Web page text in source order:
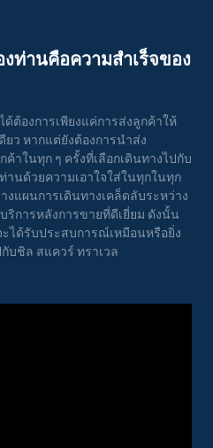
ท่านคือความสําเร็จของ
ต้องการเพียงแค่การส่งลูกค้าให้
ยว หากแต่ยังต้องการนำส่ง
าในทุก ๆ ครั้งที่เลือกเดินทางไปกับ
านด้วยความเอาใจใส่ในทุกในทุก
แผนการเดินทางเคล็ดลับระหว่าง
ริการหลังการขายที่ดีเยี่ยม ดังนั้น
ได้รับประสบการณ์เหมือนหรือยิ่ง
บชิล สแควร์ ทราเวล